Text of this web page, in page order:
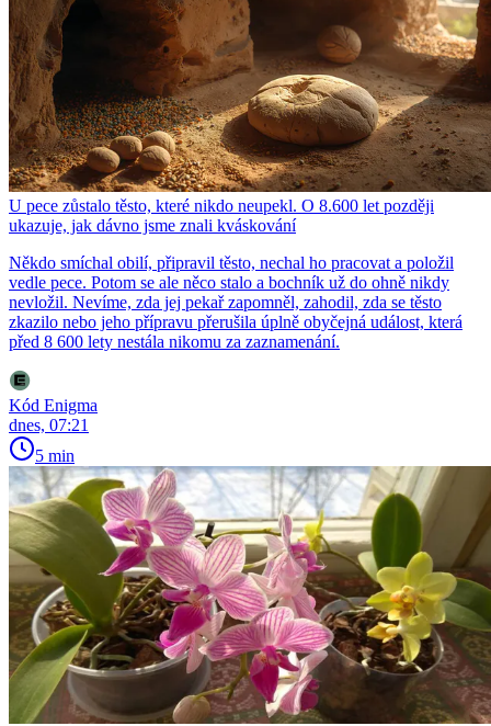
U pece zůstalo těsto, které nikdo neupekl. O 8.600 let později
ukazuje, jak dávno jsme znali kváskování
Někdo smíchal obilí, připravil těsto, nechal ho pracovat a položil
vedle pece. Potom se ale něco stalo a bochník už do ohně nikdy
nevložil. Nevíme, zda jej pekař zapomněl, zahodil, zda se těsto
zkazilo nebo jeho přípravu přerušila úplně obyčejná událost, která
před 8 600 lety nestála nikomu za zaznamenání.
Kód Enigma
dnes, 07:21
5 min